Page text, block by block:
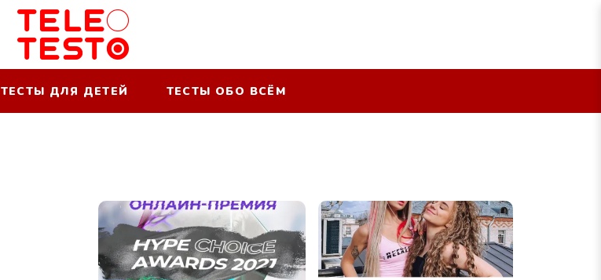
ТЕСТЫ ДЛЯ ДЕТЕЙ ТЕСТЫ ОБО ВСЁМ